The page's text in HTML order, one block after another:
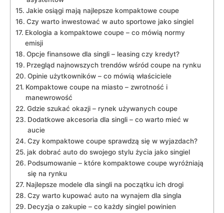
Jakie osiągi mają‍ najlepsze ‍kompaktowe coupe
Czy warto inwestować w auto sportowe jako singiel
Ekologia a kompaktowe ⁢coupe – co‍ mówią normy
emisji
Opcje finansowe dla singli – leasing czy kredyt?
Przegląd​ najnowszych trendów wśród ‍coupe na⁤ rynku
Opinie użytkowników – co mówią właściciele
Kompaktowe coupe na‍ miasto – zwrotność i
manewrowość
Gdzie szukać okazji – rynek używanych coupe
Dodatkowe akcesoria dla singli – co warto mieć w ​
aucie
Czy kompaktowe coupe sprawdzą się w wyjazdach?
jak dobrać auto do ‍swojego stylu życia jako singiel
Podsumowanie⁢ – które kompaktowe coupe wyróżniają
się na rynku
Najlepsze modele⁣ dla singli na początku⁢ ich drogi
Czy warto⁣ kupować auto na wynajem dla singla
Decyzja o zakupie – co każdy ‍singiel ​powinien